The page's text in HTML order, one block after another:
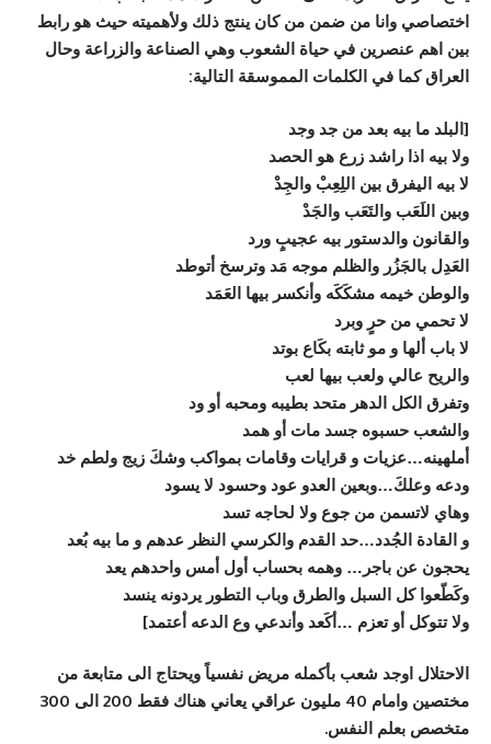
اختصاصي وانا من ضمن من كان ينتج ذلك ولأهميته حيث هو رابط
بين اهم عنصرين في حياة الشعوب وهي الصناعة والزراعة وحال
العراق كما في الكلمات المموسقة التالية:
[البلد ما بيه بعد من جد وجد
ولا بيه اذا راشد زرع هو الحصد
لا بيه اليفرق بين اللِعِبْ والجِدْ
وبين اللَعَب والتَعَب والجَدْ
والقانون والدستور بيه عجيبٍ ورد
العَدِل بالجَزُر والظلم موجه مَد وترسخ أتوطد
والوطن خيمه مشكَكَه وأنكسر بيها العَمَد
لا تحمي من حرٍ وبرد
لا باب ألها و مو ثابته بكَاع بوتد
والريح عالي ولعب بيها لعب
وتفرق الكل الدهر متحد بطيبه ومحبه أو ود
والشعب حسبوه جسد مات أو همد
أملهينه…عزيات و قرايات وقامات بمواكب وشكَ زيج ولطم خد
ودعه وعلكَ…وبعين العدو عود وحسود لا يسود
وهاي لاتسمن من جوع ولا لحاجه تسد
و القادة الجُدد…حد القدم والكرسي النظر عدهم و ما بيه بُعد
يحجون عن باجر… وهمه بحساب أول أمس واحدهم يعد
وكَطّعوا كل السبل والطرق وباب التطور يردونه ينسد
ولا تتوكل أو تعزم …أكَعد وأندعي وع الدعه أعتمد]
الاحتلال اوجد شعب بأكمله مريض نفسياً ويحتاج الى متابعة من
مختصين وامام 40 مليون عراقي يعاني هناك فقط 200 الى 300
متخصص بعلم النفس.